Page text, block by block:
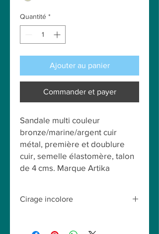
Quantité *
Ajouter au panier
Commander et payer
Sandale multi couleur
bronze/marine/argent cuir
métal, première et doublure
cuir, semelle élastomère, talon
de 4 cms. Marque Artika
Cirage incolore